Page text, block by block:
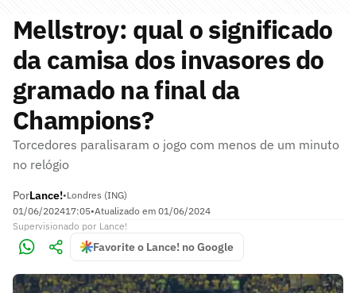
Mellstroy: qual o significado
da camisa dos invasores do
gramado na final da
Champions?
Torcedores paralisaram o jogo com menos de um minuto
no relógio
PorLance!•Londres (ING)
01/06/202417:05•Atualizado em 01/06/2024
Supervisionado por Lance!
Favorite o Lance! no Google